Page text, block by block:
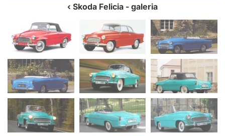
Skoda Felicia - galeria